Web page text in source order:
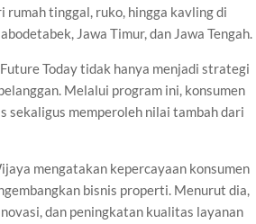
tinggal, ruko, hingga kavling di
Jawa Timur, dan Jawa Tengah.
Today tidak hanya menjadi strategi
Melalui program ini, konsumen
memperoleh nilai tambah dari
mengatakan kepercayaan konsumen
bisnis properti. Menurut dia,
dan peningkatan kualitas layanan